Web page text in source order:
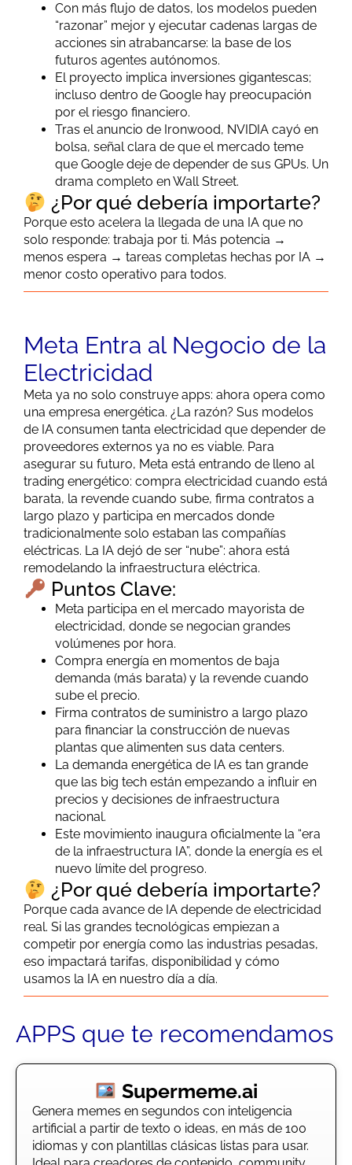
Con más flujo de datos, los modelos pueden
“razonar” mejor y ejecutar cadenas largas de
acciones sin atrabancarse: la base de los
futuros agentes autónomos.
El proyecto implica inversiones gigantescas;
incluso dentro de Google hay preocupación
por el riesgo financiero.
Tras el anuncio de Ironwood, NVIDIA cayó en
bolsa, señal clara de que el mercado teme
que Google deje de depender de sus GPUs. Un
drama completo en Wall Street.
¿Por qué debería importarte?
Porque esto acelera la llegada de una IA que no
solo responde: trabaja por ti. Más potencia →
menos espera → tareas completas hechas por IA →
menor costo operativo para todos.
Meta Entra al Negocio de la
Electricidad
Meta ya no solo construye apps: ahora opera como
una empresa energética. ¿La razón? Sus modelos
de IA consumen tanta electricidad que depender de
proveedores externos ya no es viable. Para
asegurar su futuro, Meta está entrando de lleno al
trading energético: compra electricidad cuando está
barata, la revende cuando sube, firma contratos a
largo plazo y participa en mercados donde
tradicionalmente solo estaban las compañías
eléctricas. La IA dejó de ser “nube”: ahora está
remodelando la infraestructura eléctrica.
Puntos Clave:
Meta participa en el mercado mayorista de
electricidad, donde se negocian grandes
volúmenes por hora.
Compra energía en momentos de baja
demanda (más barata) y la revende cuando
sube el precio.
Firma contratos de suministro a largo plazo
para financiar la construcción de nuevas
plantas que alimenten sus data centers.
La demanda energética de IA es tan grande
que las big tech están empezando a influir en
precios y decisiones de infraestructura
nacional.
Este movimiento inaugura oficialmente la “era
de la infraestructura IA”, donde la energía es el
nuevo límite del progreso.
¿Por qué debería importarte?
Porque cada avance de IA depende de electricidad
real. Si las grandes tecnológicas empiezan a
competir por energía como las industrias pesadas,
eso impactará tarifas, disponibilidad y cómo
usamos la IA en nuestro día a día.
APPS que te recomendamos
Supermeme.ai
Genera memes en segundos con inteligencia
artificial a partir de texto o ideas, en más de 100
idiomas y con plantillas clásicas listas para usar.